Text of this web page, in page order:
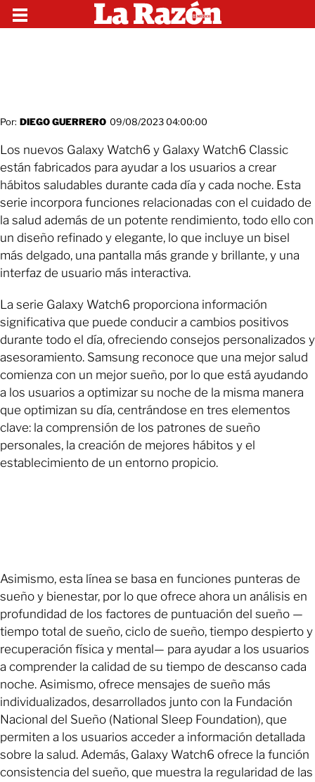
Por: DIEGO GUERRERO 09/08/2023 04:00:00
Los nuevos Galaxy Watch6 y Galaxy Watch6 Classic
están fabricados para ayudar a los usuarios a crear
hábitos saludables durante cada día y cada noche. Esta
serie incorpora funciones relacionadas con el cuidado de
la salud además de un potente rendimiento, todo ello con
un diseño refinado y elegante, lo que incluye un bisel
más delgado, una pantalla más grande y brillante, y una
interfaz de usuario más interactiva.
La serie Galaxy Watch6 proporciona información
significativa que puede conducir a cambios positivos
durante todo el día, ofreciendo consejos personalizados y
asesoramiento. Samsung reconoce que una mejor salud
comienza con un mejor sueño, por lo que está ayudando
a los usuarios a optimizar su noche de la misma manera
que optimizan su día, centrándose en tres elementos
clave: la comprensión de los patrones de sueño
personales, la creación de mejores hábitos y el
establecimiento de un entorno propicio.
Asimismo, esta línea se basa en funciones punteras de
sueño y bienestar, por lo que ofrece ahora un análisis en
profundidad de los factores de puntuación del sueño —
tiempo total de sueño, ciclo de sueño, tiempo despierto y
recuperación física y mental— para ayudar a los usuarios
a comprender la calidad de su tiempo de descanso cada
noche. Asimismo, ofrece mensajes de sueño más
individualizados, desarrollados junto con la Fundación
Nacional del Sueño (National Sleep Foundation), que
permiten a los usuarios acceder a información detallada
sobre la salud. Además, Galaxy Watch6 ofrece la función
consistencia del sueño, que muestra la regularidad de las